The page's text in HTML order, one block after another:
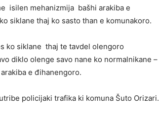
isilen mehanizmija bašhi arakiba e
siklane thaj ko sasto than e komunakoro.
ko siklane thaj te tavdel olengoro
diklo olenge savo nane ko normalnikane –
e đihanengoro.
policijaki trafika ki komuna Šuto Orizari.